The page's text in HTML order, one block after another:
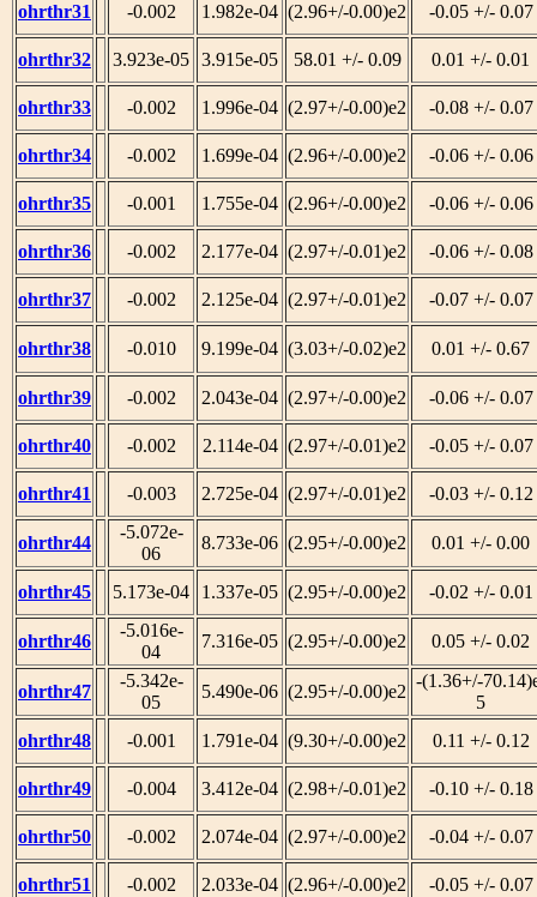
ohrthr31 -0.002 1.982e-04 (2.96+/-0.00)e2 -0.05 +/- 0.07
ohrthr32 3.923e-05 3.915e-05 58.01 +/- 0.09 0.01 +/- 0.01
ohrthr33 -0.002 1.996e-04 (2.97+/-0.00)e2 -0.08 +/- 0.07
ohrthr34 -0.002 1.699e-04 (2.96+/-0.00)e2 -0.06 +/- 0.06
ohrthr35 -0.001 1.755e-04 (2.96+/-0.00)e2 -0.06 +/- 0.06
ohrthr36 -0.002 2.177e-04 (2.97+/-0.01)e2 -0.06 +/- 0.08
ohrthr37 -0.002 2.125e-04 (2.97+/-0.01)e2 -0.07 +/- 0.07
ohrthr38 -0.010 9.199e-04 (3.03+/-0.02)e2 0.01 +/- 0.67
ohrthr39 -0.002 2.043e-04 (2.97+/-0.00)e2 -0.06 +/- 0.07
ohrthr40 -0.002 2.114e-04 (2.97+/-0.01)e2 -0.05 +/- 0.07
ohrthr41 -0.003 2.725e-04 (2.97+/-0.01)e2 -0.03 +/- 0.12
ohrthr44
-5.072e-
06
8.733e-06 (2.95+/-0.00)e2 0.01 +/- 0.00
ohrthr45 5.173e-04 1.337e-05 (2.95+/-0.00)e2 -0.02 +/- 0.01
ohrthr46
-5.016e-
04
7.316e-05 (2.95+/-0.00)e2 0.05 +/- 0.02
ohrthr47
-5.342e-
05
5.490e-06 (2.95+/-0.00)e2
-(1.36+/-
5
ohrthr48
-0.001 1.791e-04 (9.30+/-0.00)e2 0.11 +/- 0.12
ohrthr49 -0.004 3.412e-04 (2.98+/-0.01)e2 -0.10 +/- 0.18
ohrthr50 -0.002 2.074e-04 (2.97+/-0.00)e2 -0.04 +/- 0.07
ohrthr51 -0.002 2.033e-04 (2.96+/-0.00)e2 -0.05 +/- 0.07